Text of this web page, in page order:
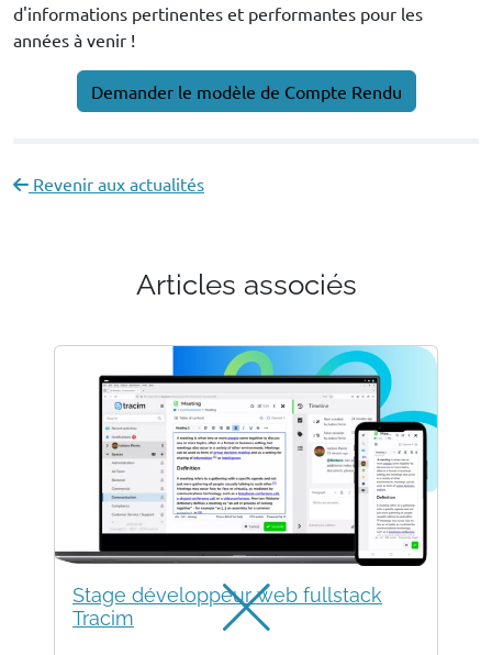
d'informations pertinentes et performantes pour les
années à venir !
Demander le modèle de Compte Rendu
Revenir aux actualités
Articles associés
Stage développeur web fullstack
Tracim